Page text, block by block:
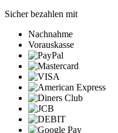
Sicher bezahlen mit
Nachnahme
Vorauskasse